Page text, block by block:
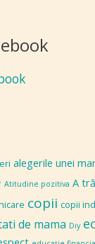
alegerile unei
Atitudine pozitiva A
copii copii
de mama Diy